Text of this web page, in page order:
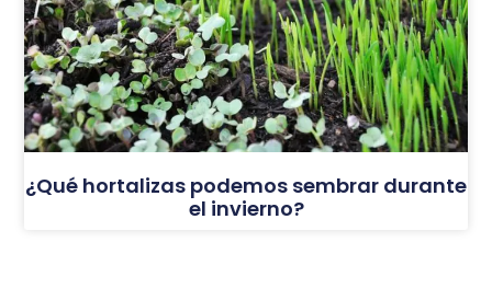
¿Qué hortalizas podemos sembrar durante
el invierno?